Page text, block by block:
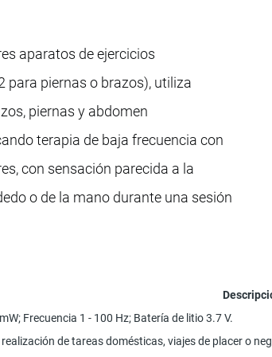
aparatos de ejercicios
para piernas o brazos), utiliza
piernas y abdomen
terapia de baja frecuencia con
con sensación parecida a la
o de la mano durante una sesión
Frecuencia 1 - 100 Hz; Batería de litio 3.7 V.
de tareas domésticas, viajes de placer